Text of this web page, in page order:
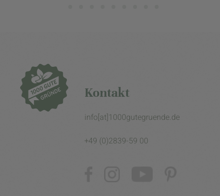
Kontakt
info[at]1000gutegruende.de
+49 (0)2839-59 00